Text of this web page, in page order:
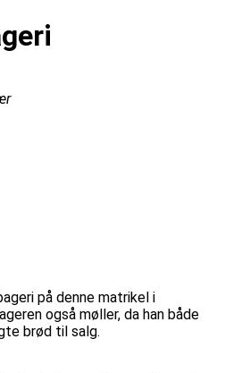
på denne matrikel i
også møller, da han både
brød til salg.